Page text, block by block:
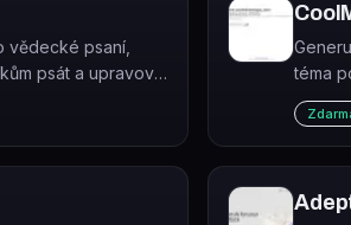
vědecké psaní,
psát a upravovat
angličtině.
téma